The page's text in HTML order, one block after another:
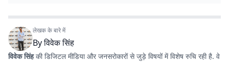
लेखक के बारे में
Byविवेक सिंह
विवेक सिंहकी डिजिटल मीडिया और जनसरोकारों से जुड़े विषयों में विशेष रुचि रही है. वे